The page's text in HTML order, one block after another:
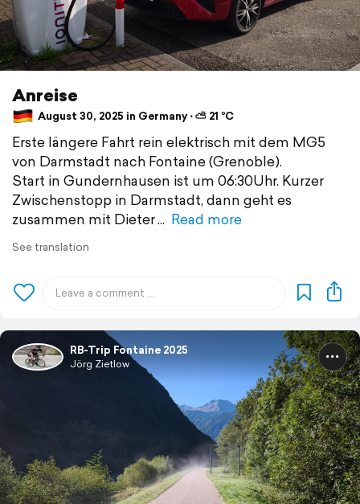
Anreise
August 30, 2025 in Germany ⋅ ⛅ 21 °C
Erste längere Fahrt rein elektrisch mit dem MG5
von Darmstadt nach Fontaine (Grenoble).
Start in Gundernhausen ist um 06:30Uhr. Kurzer
Zwischenstopp in Darmstadt, dann geht es
zusammen mit Dieter
Read more
See translation
RB-Trip Fontaine 2025
Jörg Zietlow